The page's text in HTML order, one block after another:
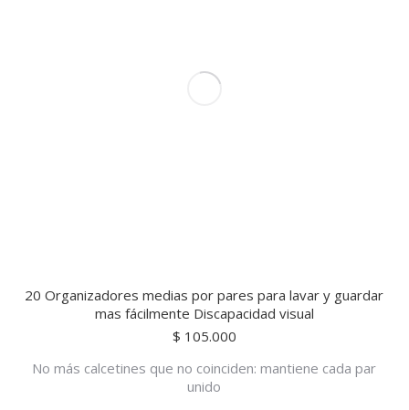
20 Organizadores medias por pares para lavar y guardar
mas fácilmente Discapacidad visual
$ 105.000
No más calcetines que no coinciden: mantiene cada par
unido